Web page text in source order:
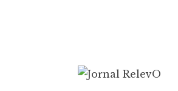
para